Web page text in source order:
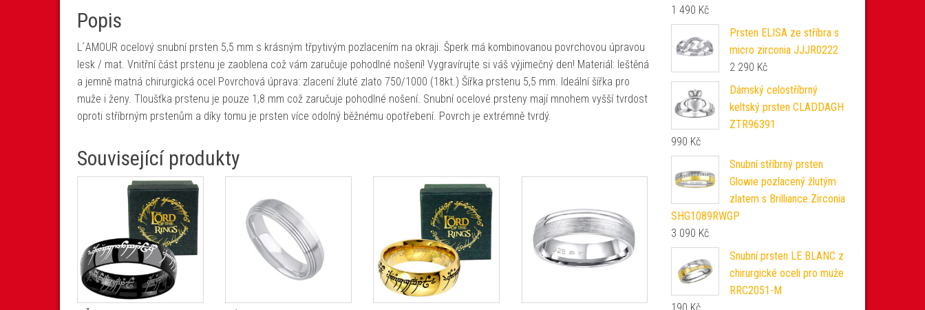
Popis
L´AMOUR ocelový snubní prsten 5,5 mm s krásným třpytivým pozlacením na okraji. Šperk má kombinovanou povrchovou úpravou
lesk / mat. Vnitřní část prstenu je zaoblena což vám zaručuje pohodlné nošení! Vygravírujte si váš výjimečný den! Materiál: leštěná
a jemně matná chirurgická ocel Povrchová úprava: zlacení žluté zlato 750/1000 (18kt.) Šířka prstenu 5,5 mm. Ideální šířka pro
muže i ženy. Tloušťka prstenu je pouze 1,8 mm což zaručuje pohodlné nošení. Snubní ocelové prsteny mají mnohem vyšší tvrdost
oproti stříbrným prstenům a díky tomu je prsten více odolný běžnému opotřebení. Povrch je extrémně tvrdý.
Související produkty
1 490 Kč
Prsten ELISA ze stříbra s
micro zirconia JJJR0222
2 290 Kč
Dámský celostříbrný
keltský prsten CLADDAGH
ZTR96391
990 Kč
Snubní stříbrný prsten
Glowie pozlacený žlutým
zlatem s Brilliance Zirconia
SHG1089RWGP
3 090 Kč
Snubní prsten LE BLANC z
chirurgické oceli pro muže
RRC2051-M